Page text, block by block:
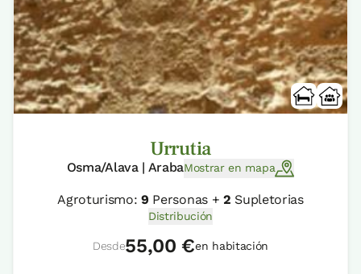
Urrutia
Osma/Alava | ArabaMostrar en mapa
Agroturismo:9 Personas + 2 Supletorias
Distribución
Desde55,00 €en habitación